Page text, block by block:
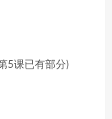
5课已有部分)